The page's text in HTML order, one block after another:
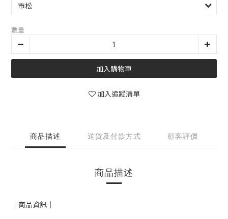
數量
加入購物車
加入追蹤清單
商品描述 送貨及付款方式 顧客評價
商品描述
｜商品資訊｜